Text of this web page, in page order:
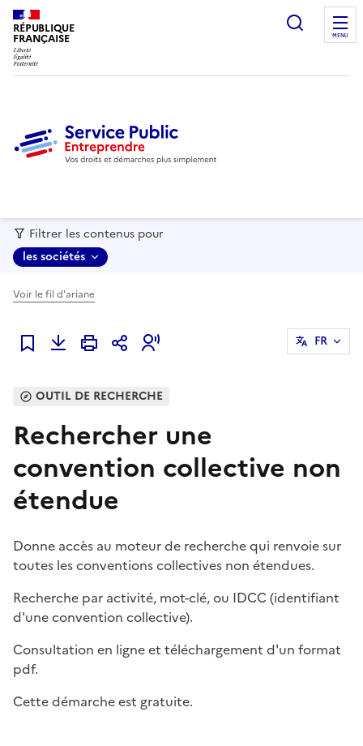
RÉPUBLIQUE
FRANÇAISE MENU
Filtrer les contenus pour
les sociétés
Voir le fil d'ariane
Ajouter à mes favoris
FR
OUTIL DE RECHERCHE
Rechercher une
convention collective non
étendue
Donne accès au moteur de recherche qui renvoie sur
toutes les conventions collectives non étendues.
Recherche par activité, mot-clé, ou IDCC (identifiant
d'une convention collective).
Consultation en ligne et téléchargement d'un format
pdf.
Cette démarche est gratuite.